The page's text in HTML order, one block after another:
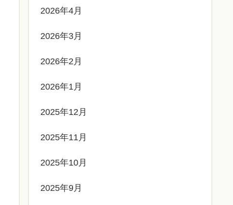
2026年4月
2026年3月
2026年2月
2026年1月
2025年12月
2025年11月
2025年10月
2025年9月